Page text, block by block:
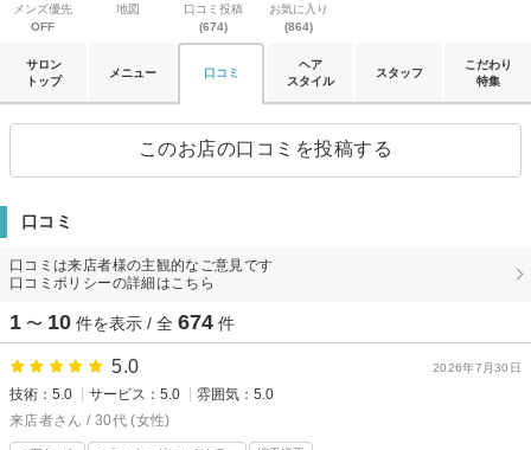
メンズ優先
OFF
地図
口コミ投稿
(674)
お気に入り
(864)
サロン
トップ
メニュー 口コミ
ヘア
スタイル
スタッフ
こだわり
特集
このお店の口コミを投稿する
口コミ
口コミは来店者様の主観的なご意見です
口コミポリシーの詳細はこちら
1 〜 10 件を表示 / 全 674 件
2026年7月30日
5.0
技術：5.0 サービス：5.0
雰囲気：5.0
来店者さん / 30代 (女性)